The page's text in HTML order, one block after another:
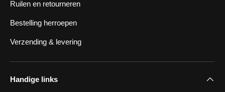
Ruilen en retourneren
Bestelling herroepen
Verzending & levering
Handige links